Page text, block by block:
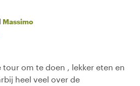
Massimo
tour om te doen , lekker eten en
heel veel over de